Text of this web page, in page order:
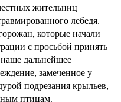
жительниц
лебедя.
которые начали
с просьбой принять
дальнейшее
замеченное у
подрезания крыльев,
птицам.